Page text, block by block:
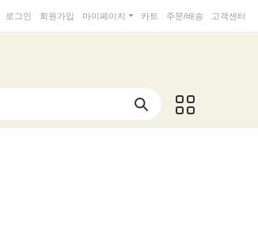
로그인 회원가입 마이페이지 카트 주문/배송 고객센터